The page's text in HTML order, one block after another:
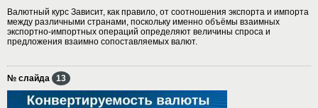
Валютный курс Зависит, как правило, от соотношения экспорта и импорта
между различными странами, поскольку именно объёмы взаимных
экспортно-импортных операций определяют величины спроса и
предложения взаимно сопоставляемых валют.
№ слайда 13